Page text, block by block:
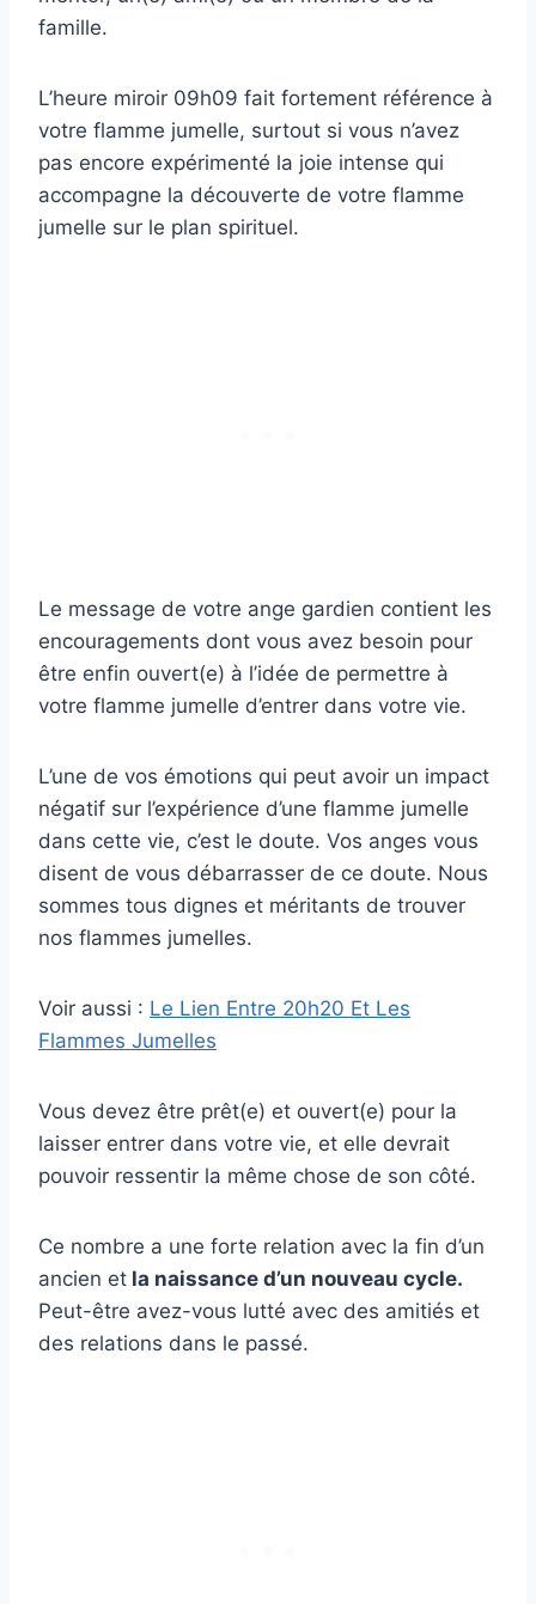
famille.
L’heure miroir 09h09 fait fortement référence à
votre flamme jumelle, surtout si vous n’avez
pas encore expérimenté la joie intense qui
accompagne la découverte de votre flamme
jumelle sur le plan spirituel.
Le message de votre ange gardien contient les
encouragements dont vous avez besoin pour
être enfin ouvert(e) à l’idée de permettre à
votre flamme jumelle d’entrer dans votre vie.
L’une de vos émotions qui peut avoir un impact
négatif sur l’expérience d’une flamme jumelle
dans cette vie, c’est le doute. Vos anges vous
disent de vous débarrasser de ce doute. Nous
sommes tous dignes et méritants de trouver
nos flammes jumelles.
Voir aussi : Le Lien Entre 20h20 Et Les
Flammes Jumelles
Vous devez être prêt(e) et ouvert(e) pour la
laisser entrer dans votre vie, et elle devrait
pouvoir ressentir la même chose de son côté.
Ce nombre a une forte relation avec la fin d’un
ancien et la naissance d’un nouveau cycle.
Peut-être avez-vous lutté avec des amitiés et
des relations dans le passé.